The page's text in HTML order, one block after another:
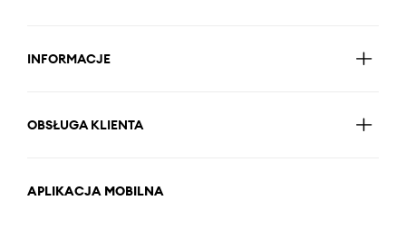
INFORMACJE
OBSŁUGA KLIENTA
APLIKACJA MOBILNA